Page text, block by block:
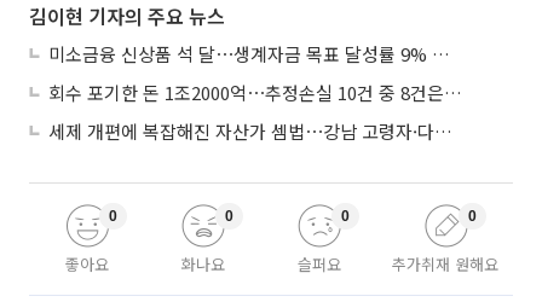
김이현 기자의 주요 뉴스
미소금융 신상품 석 달⋯생계자금 목표 달성률 9% 그쳐
회수 포기한 돈 1조2000억⋯추정손실 10건 중 8건은 기업대출
세제 개편에 복잡해진 자산가 셈법⋯강남 고령자·다주택자 ‘자산재편 고심’
좋아요
0
화나요
0
슬퍼요
0
추가취재 원해요
0